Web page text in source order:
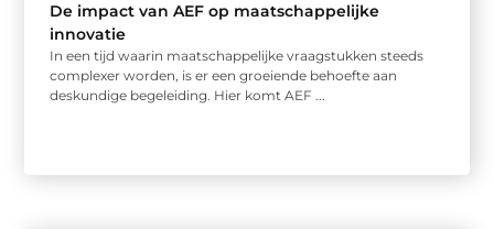
De impact van AEF op maatschappelijke
innovatie
In een tijd waarin maatschappelijke vraagstukken steeds
complexer worden, is er een groeiende behoefte aan
deskundige begeleiding. Hier komt AEF ...